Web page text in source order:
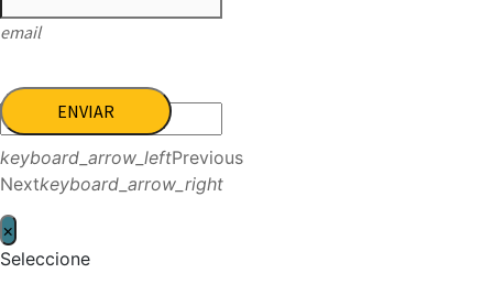
email
ENVIAR
keyboard_arrow_leftPrevious
Nextkeyboard_arrow_right
×
Seleccione